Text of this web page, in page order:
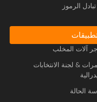
الرموز
آلات المخلب
& لجنة الانتخابات
الحالة